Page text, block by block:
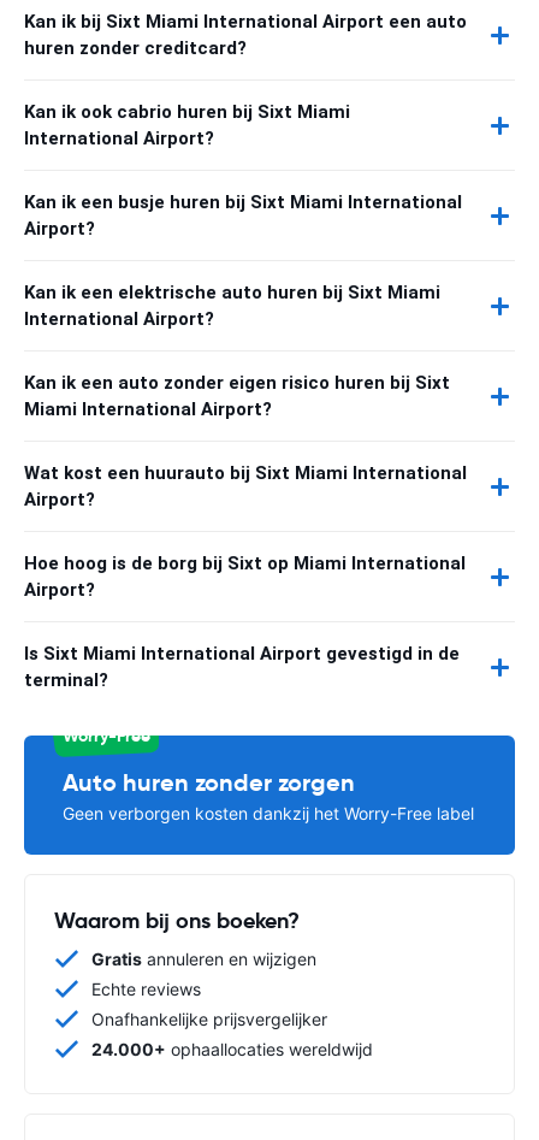
Kan ik bij Sixt Miami International Airport een auto
huren zonder creditcard?
Kan ik ook cabrio huren bij Sixt Miami
International Airport?
Kan ik een busje huren bij Sixt Miami International
Airport?
Kan ik een elektrische auto huren bij Sixt Miami
International Airport?
Kan ik een auto zonder eigen risico huren bij Sixt
Miami International Airport?
Wat kost een huurauto bij Sixt Miami International
Airport?
Hoe hoog is de borg bij Sixt op Miami International
Airport?
Is Sixt Miami International Airport gevestigd in de
terminal?
Worry-Free
Auto huren zonder zorgen
Geen verborgen kosten dankzij het Worry-Free label
Waarom bij ons boeken?
Gratis annuleren en wijzigen
Echte reviews
Onafhankelijke prijsvergelijker
24.000+ ophaallocaties wereldwijd